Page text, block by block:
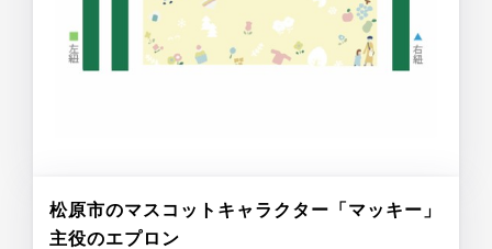
松原市のマスコットキャラクター「マッキー」
主役のエプロン